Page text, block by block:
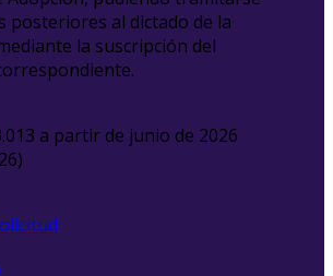
posteriores al dictado de la
la suscripción del
a partir de junio de 2026